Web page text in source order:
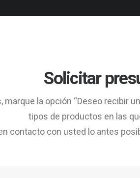
Solicitar
la opción “Deseo recibir
tipos de productos en las
contacto con usted lo antes